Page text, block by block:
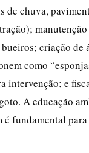
de chuva,
criação de
como
intervenção; e
A educação
é fundamental